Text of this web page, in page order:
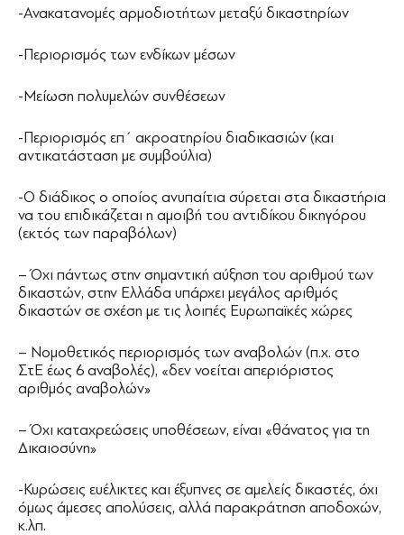
-Ανακατανομές αρμοδιοτήτων μεταξύ δικαστηρίων
-Περιορισμός των ενδίκων μέσων
-Μείωση πολυμελών συνθέσεων
-Περιορισμός επ΄ ακροατηρίου διαδικασιών (και
αντικατάσταση με συμβούλια)
-Ο διάδικος ο οποίος ανυπαίτια σύρεται στα δικαστήρια
να του επιδικάζεται η αμοιβή του αντιδίκου δικηγόρου
(εκτός των παραβόλων)
– Όχι πάντως στην σημαντική αύξηση του αριθμού των
δικαστών, στην Ελλάδα υπάρχει μεγάλος αριθμός
δικαστών σε σχέση με τις λοιπές Ευρωπαϊκές χώρες
– Νομοθετικός περιορισμός των αναβολών (π.χ. στο
ΣτΕ έως 6 αναβολές), «δεν νοείται απεριόριστος
αριθμός αναβολών»
– Όχι καταχρεώσεις υποθέσεων, είναι «θάνατος για τη
Δικαιοσύνη»
-Κυρώσεις ευέλικτες και έξυπνες σε αμελείς δικαστές, όχι
όμως άμεσες απολύσεις, αλλά παρακράτηση αποδοχών,
κ.λπ.